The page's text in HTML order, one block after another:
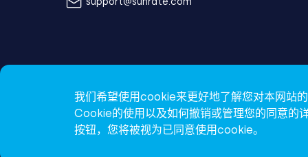
我们希望使用cookie来更好地了解您对本网站
Cookie的使用以及如何撤销或管理您的同意的
按钮，您将被视为已同意使用cookie。